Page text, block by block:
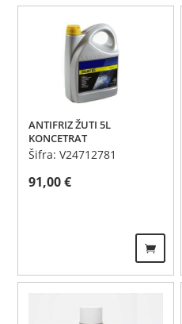
ANTIFRIZ ŽUTI 5L
KONCETRAT
Šifra: V24712781
91,00€